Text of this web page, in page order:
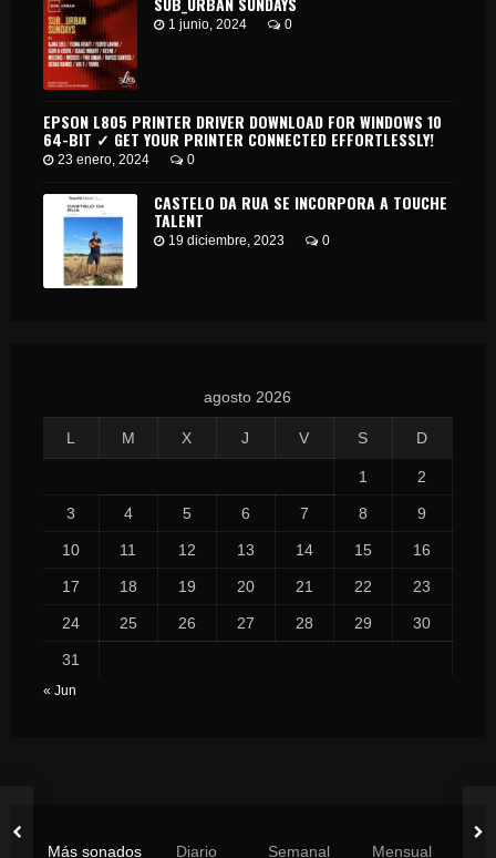
1 junio, 2024 0
EPSON L805 PRINTER DRIVER DOWNLOAD FOR WINDOWS 10
64-BIT ✓ GET YOUR PRINTER CONNECTED EFFORTLESSLY!
23 enero, 2024 0
CASTELO DA RUA SE INCORPORA A TOUCHE
TALENT
19 diciembre, 2023 0
agosto 2026
L M X J V S D
1 2
3 4 5 6 7 8 9
10 11 12 13 14 15 16
17 18 19 20 21 22 23
24 25 26 27 28 29 30
31
« Jun
Más sonados Diario Semanal Mensual